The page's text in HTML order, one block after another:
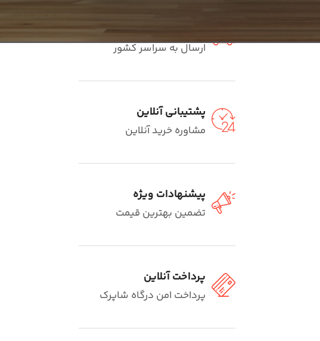
ارسال به سراسر کشور
پشتیبانی آنلاین
مشاوره خرید آنلاین
پیشنهادات ویژه
تضمین بهترین قیمت
پرداخت آنلاین
پرداخت امن درگاه شاپرک